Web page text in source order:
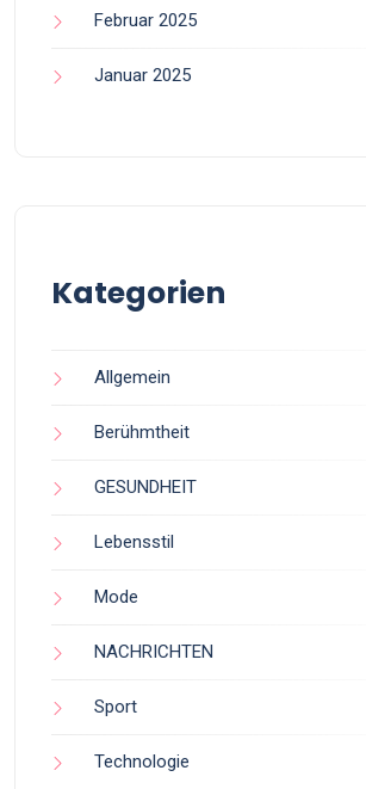
Februar 2025
Januar 2025
Kategorien
Allgemein
Berühmtheit
GESUNDHEIT
Lebensstil
Mode
NACHRICHTEN
Sport
Technologie